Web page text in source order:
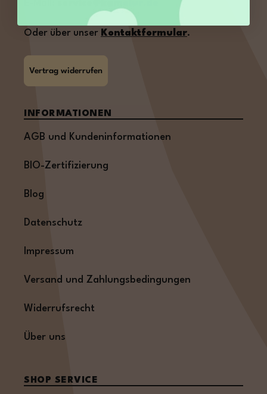
Oder über unser Kontaktformular.
Vertrag widerrufen
INFORMATIONEN
AGB und Kundeninformationen
BIO-Zertifizierung
Blog
Datenschutz
Impressum
Versand und Zahlungsbedingungen
Widerrufsrecht
Über uns
SHOP SERVICE